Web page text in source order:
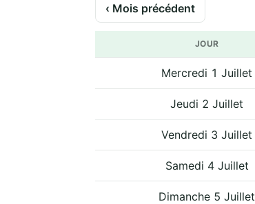
‹ Mois précédent
JOUR
Mercredi 1 Juillet
Jeudi 2 Juillet
Vendredi 3 Juillet
Samedi 4 Juillet
Dimanche 5 Juillet